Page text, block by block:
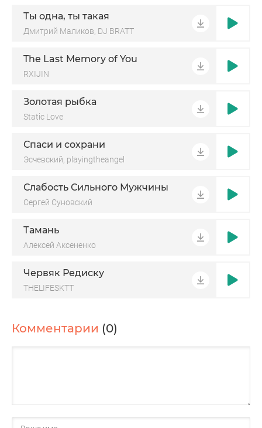
Ты одна, ты такая
Дмитрий Маликов, DJ BRATT
The Last Memory of You
RXIJIN
Золотая рыбка
Static Love
Спаси и сохрани
Эсчевский, playingtheangel
Слабость Сильного Мужчины
Сергей Суновский
Тамань
Алексей Аксененко
Червяк Редиску
THELIFESKTT
Комментарии (0)